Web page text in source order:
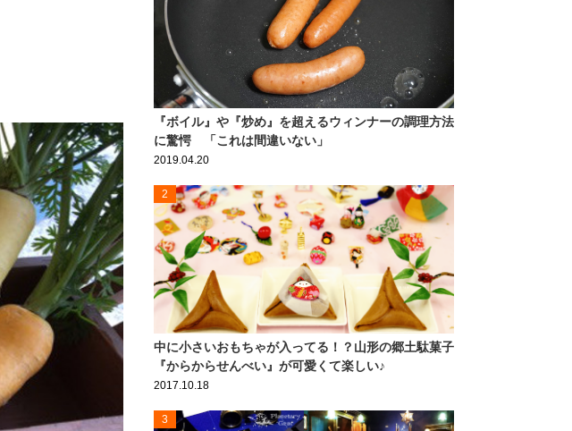
『ボイル』や『炒め』を超えるウィンナーの調理方法
に驚愕 「これは間違いない」
2019.04.20
2
中に小さいおもちゃが入ってる！？山形の郷土駄菓子
『からからせんべい』が可愛くて楽しい♪
2017.10.18
3